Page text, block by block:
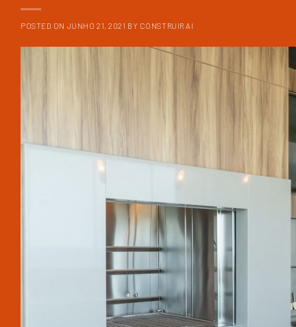
POSTED ON JUNHO 21, 2021 BY CONSTRUIR AI